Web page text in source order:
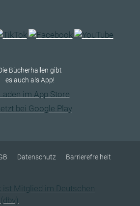
Bücherhallen gibt
es auch als App!
Datenschutz Barrierefreiheit